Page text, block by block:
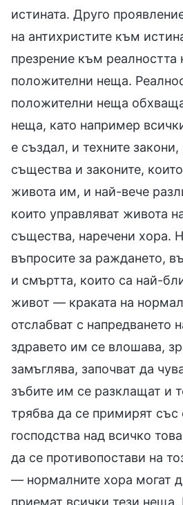
истината. Друго
на антихристите към
презрение към реалността
положителни неща.
положителни неща
неща, като например
е създал, и техните
същества и законите,
живота им, и най-вече
които управляват живота
същества, наречени хора.
въпросите за раждането,
и смъртта, които са най-
живот — краката на
отслабват с напредването
здравето им се влошава,
замъглява, започват да
зъбите им се разклащат и
трябва да се примирят със
господства над всичко
да се противопостави на
— нормалните хора могат
приемат всички тези неща.